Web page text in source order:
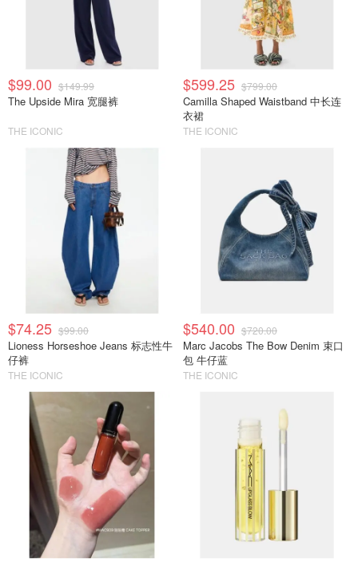
$99.00 $149.99
The Upside Mira 宽腿裤
THE ICONIC
$599.25 $799.00
Camilla Shaped Waistband 中长连
衣裙
THE ICONIC
$74.25 $99.00
Lioness Horseshoe Jeans 标志性牛
仔裤
THE ICONIC
$540.00 $720.00
Marc Jacobs The Bow Denim 束口
包 牛仔蓝
THE ICONIC